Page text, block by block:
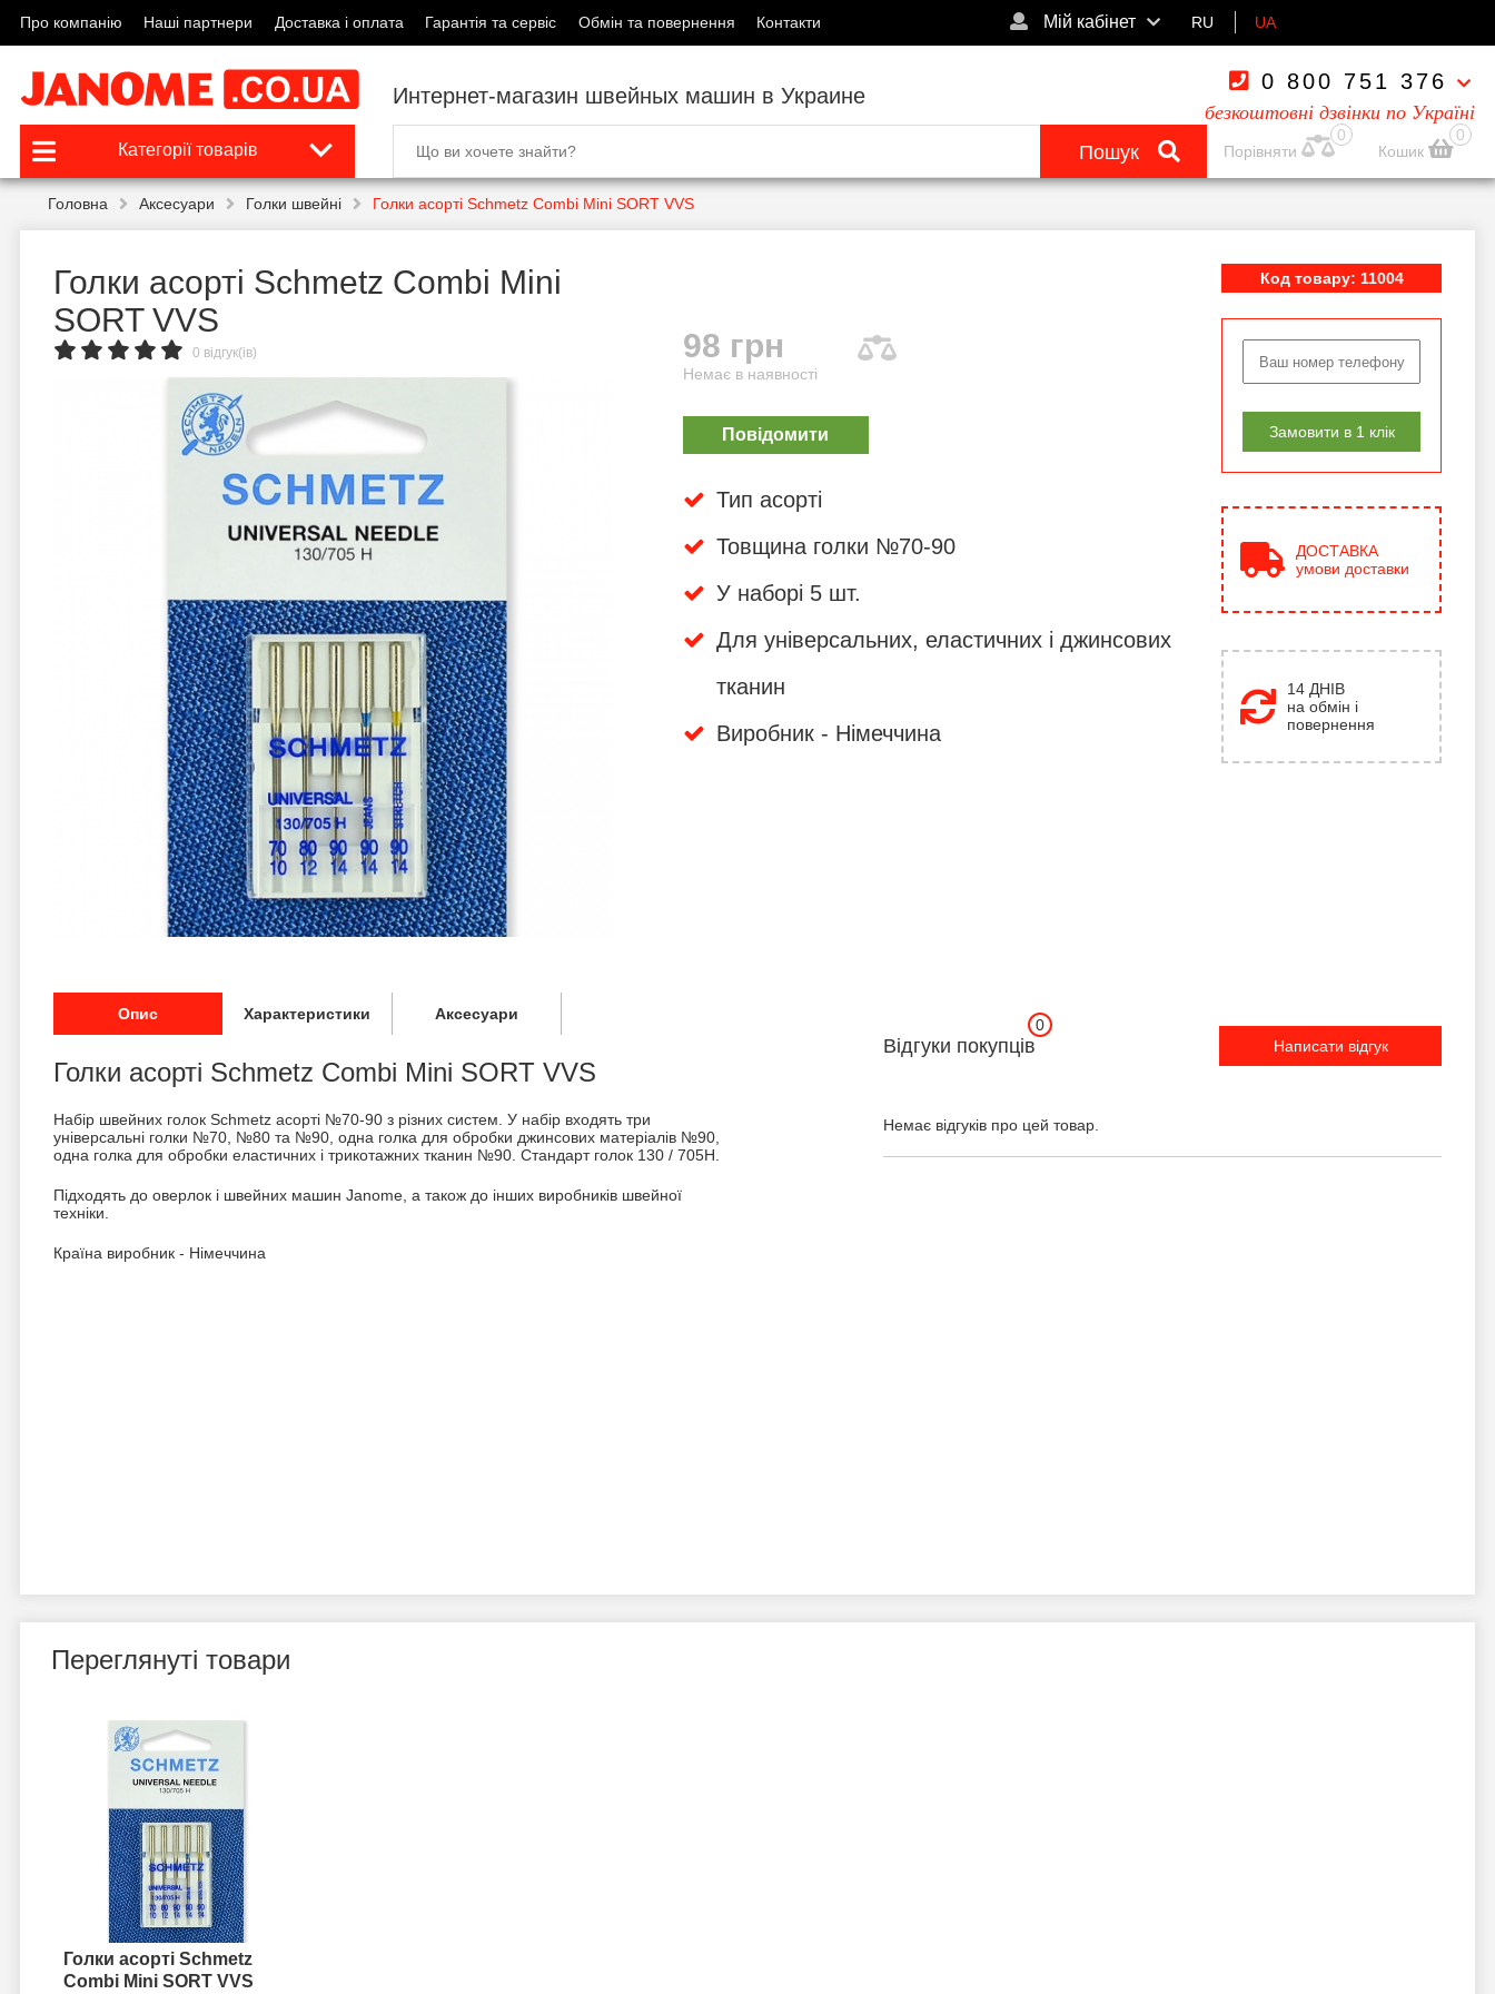
Про компанію Наші партнери Доставка і оплата Гарантія та сервіс Обмін та повернення Контакти Мій кабінет RU UA
Интернет-магазин швейных машин в Украине
0 800 751 376
безкоштовні дзвінки по Україні
Категорії товарів Пошук
0
Порівняти
0
Кошик
Головна Аксесуари Голки швейні Голки асорті Schmetz Combi Mini SORT VVS
Голки асорті Schmetz Combi Mini
SORT VVS
0 відгук(ів) 98 грн
Немає в наявності
Повідомити
Тип асорті
Товщина голки №70-90
У наборі 5 шт.
Для універсальних, еластичних і джинсових
тканин
Виробник - Німеччина
Код товару: 11004
Замовити в 1 клік
ДОСТАВКА
умови доставки
14 ДНІВ
на обмін і
повернення
Опис Характеристики Аксесуари
Голки асорті Schmetz Combi Mini SORT VVS
Набір швейних голок Schmetz асорті №70-90 з різних систем. У набір входять три
універсальні голки №70, №80 та №90, одна голка для обробки джинсових матеріалів №90,
одна голка для обробки еластичних і трикотажних тканин №90. Стандарт голок 130 / 705Н.
Підходять до оверлок і швейних машин Janome, а також до інших виробників швейної
техніки.
Країна виробник - Німеччина
Відгуки покупців
0
Написати відгук
Немає відгуків про цей товар.
Переглянуті товари
Голки асорті Schmetz
Combi Mini SORT VVS